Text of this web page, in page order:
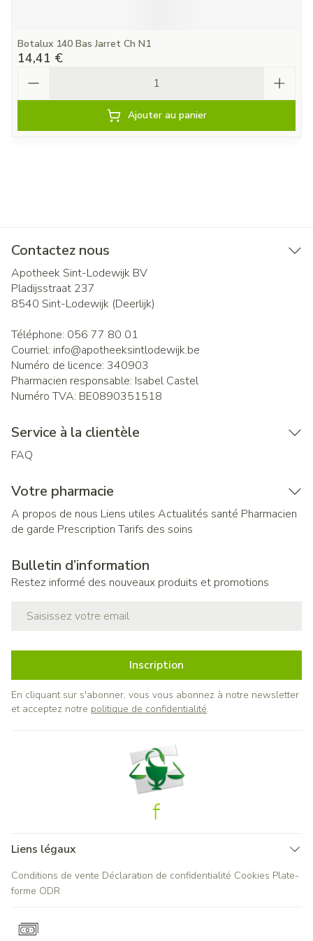
Botalux 140 Bas Jarret Ch N1
14,41 €
Ajouter au panier
Contactez nous
Apotheek Sint-Lodewijk BV
Pladijsstraat 237
8540 Sint-Lodewijk (Deerlijk)
Téléphone: 056 77 80 01
Courriel: info@apotheeksintlodewijk.be
Numéro de licence: 340903
Pharmacien responsable: Isabel Castel
Numéro TVA: BE0890351518
Service à la clientèle
FAQ
Votre pharmacie
A propos de nous Liens utiles Actualités santé Pharmacien
de garde Prescription Tarifs des soins
Bulletin d’information
Restez informé des nouveaux produits et promotions
Inscription
En cliquant sur s'abonner, vous vous abonnez à notre newsletter
et acceptez notre politique de confidentialité.
Liens légaux
Conditions de vente Déclaration de confidentialité Cookies Plate-
forme ODR